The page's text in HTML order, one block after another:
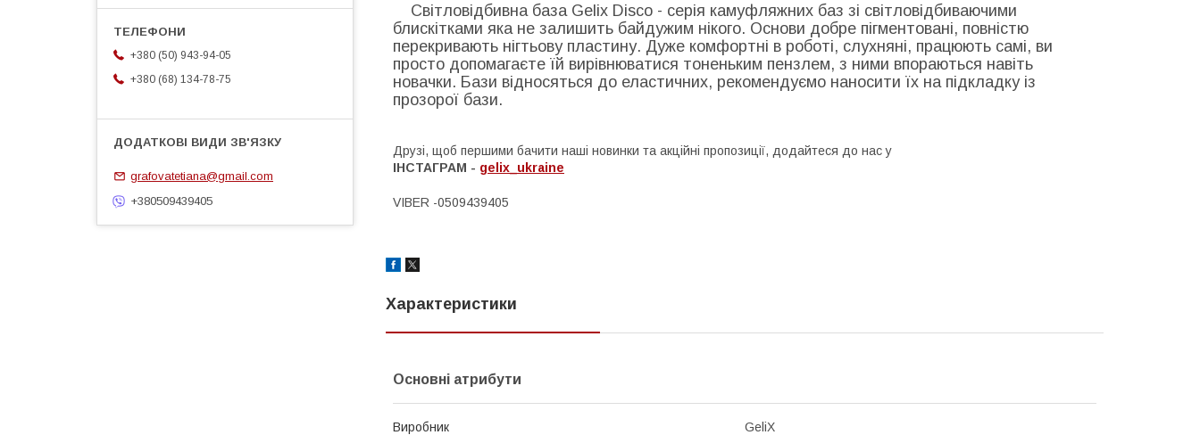
Світловідбивна база Gelix Disco - серія камуфляжних баз зі світловідбиваючими
блискітками яка не залишить байдужим нікого. Основи добре пігментовані, повністю
перекривають нігтьову пластину. Дуже комфортні в роботі, слухняні, працюють самі, ви
просто допомагаєте їй вирівнюватися тоненьким пензлем, з ними впораються навіть
новачки. Бази відносяться до еластичних, рекомендуємо наносити їх на підкладку із
прозорої бази.
Друзі, щоб першими бачити наші новинки та акційні пропозиції, додайтеся до нас у
ІНСТАГРАМ - gelix_ukraine
VIBER -0509439405
Характеристики
Основні атрибути
Виробник GeliX
+380 (50) 943-94-05
+380 (68) 134-78-75
grafovatetiana@gmail.com
+380509439405